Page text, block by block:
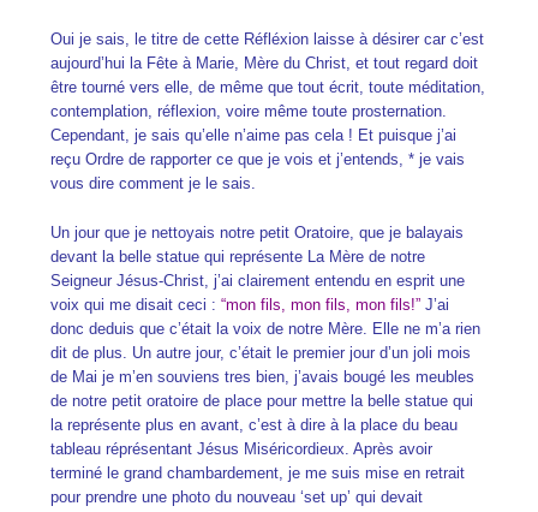
Oui je sais, le titre de cette Réfléxion laisse à désirer car c’est
aujourd’hui la Fête à Marie, Mère du Christ, et tout regard doit
être tourné vers elle, de même que tout écrit, toute méditation,
contemplation, réflexion, voire même toute prosternation.
Cependant, je sais qu’elle n’aime pas cela ! Et puisque j’ai
reçu Ordre de rapporter ce que je vois et j’entends, * je vais
vous dire comment je le sais.
Un jour que je nettoyais notre petit Oratoire, que je balayais
devant la belle statue qui représente La Mère de notre
Seigneur Jésus-Christ, j’ai clairement entendu en esprit une
voix qui me disait ceci :“mon fils, mon fils, mon fils!” J’ai
donc deduis que c’était la voix de notre Mère. Elle ne m’a rien
dit de plus. Un autre jour, c’était le premier jour d’un joli mois
de Mai je m’en souviens tres bien, j’avais bougé les meubles
de notre petit oratoire de place pour mettre la belle statue qui
la représente plus en avant, c’est à dire à la place du beau
tableau réprésentant Jésus Miséricordieux. Après avoir
terminé le grand chambardement, je me suis mise en retrait
pour prendre une photo du nouveau ‘set up’ qui devait